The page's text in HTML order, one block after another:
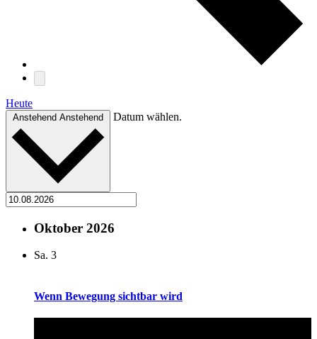
Heute
Anstehend Anstehend Datum wählen.
Oktober 2026
Sa. 3
Wenn Bewegung sichtbar wird